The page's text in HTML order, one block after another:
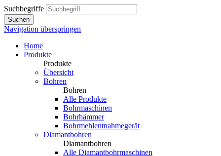
Suchbegriffe
Suchen
Navigation überspringen
Home
Produkte
Produkte
Übersicht
Bohren
Bohren
Alle Produkte
Bohrmaschinen
Bohrhämmer
Bohrmehlentnahmegerät
Diamantbohren
Diamantbohren
Alle Diamantbohrmaschinen